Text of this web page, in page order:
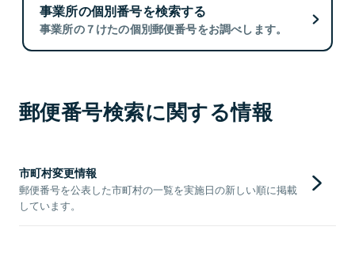
事業所の個別番号を検索する
事業所の７けたの個別郵便番号をお調べします。
郵便番号検索に関する情報
市町村変更情報
郵便番号を公表した市町村の一覧を実施日の新しい順に掲載
しています。